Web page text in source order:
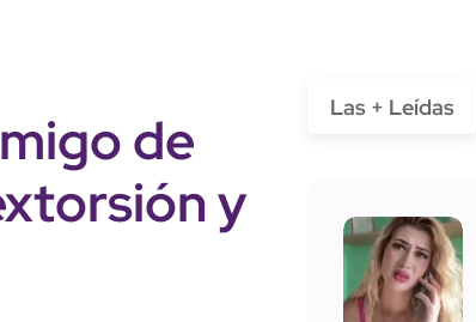
de
y
Las + Leídas